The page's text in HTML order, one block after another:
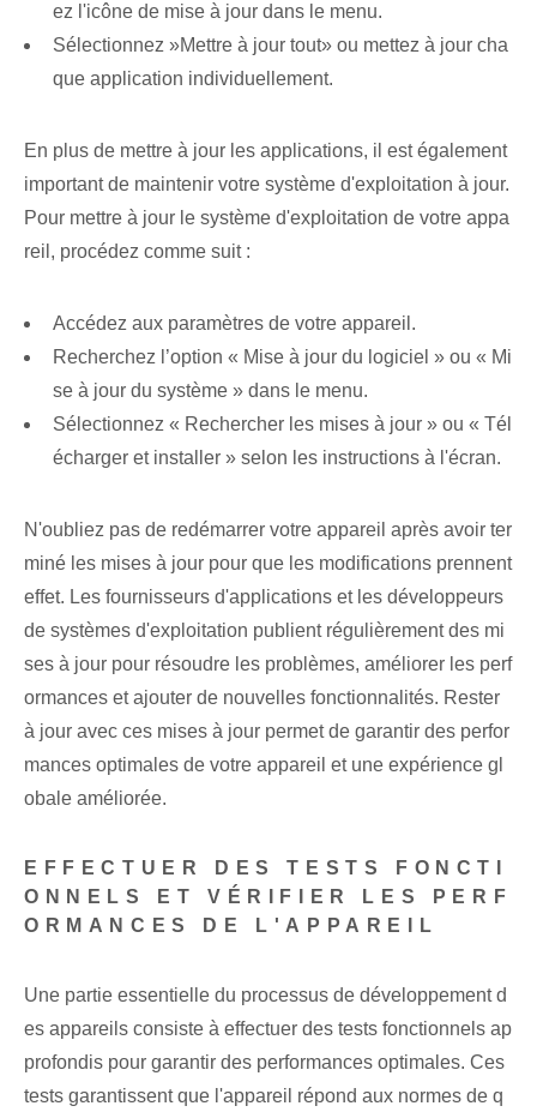
ez l'icône de mise à jour dans le menu.
Sélectionnez ⁣»Mettre à jour ⁢tout» ​ou mettez à jour cha
que application individuellement.
En plus de mettre à jour les applications, il est également
important de maintenir votre système d'exploitation à jour.
Pour mettre à jour le système d'exploitation de votre appa
reil, procédez comme suit :
Accédez aux paramètres de votre appareil.
Recherchez l’option « Mise à jour du logiciel » ou « Mi
se à jour du système » dans le menu.
Sélectionnez « Rechercher les mises à jour » ou « Tél
écharger et installer » selon les instructions à l'écran.
N'oubliez pas de redémarrer votre⁤ appareil après⁤ avoir ter
miné ⁢les mises à jour ⁢pour que les modifications⁣ prennent
effet. ⁤Les fournisseurs d'applications‌ et les développeurs
de systèmes d'exploitation⁣ publient régulièrement des mi
ses à jour pour résoudre les problèmes, améliorer les perf
ormances⁤ et ajouter de nouvelles fonctionnalités. Rester
à jour avec ces mises à jour permet de garantir des perfor
mances optimales de votre appareil et une expérience gl
obale améliorée.
EFFECTUER DES TESTS FONCTI
ONNELS ET VÉRIFIER LES PERF
ORMANCES DE L'APPAREIL⁢
Une partie essentielle du processus de développement d
es appareils consiste à effectuer des tests fonctionnels ap
profondis pour garantir des performances optimales. Ces
tests garantissent que l'appareil répond aux normes de q